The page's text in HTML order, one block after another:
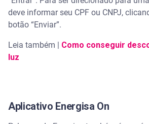
deve informar seu CPF ou CNPJ,
botão “Enviar”.
Leia também | Como conseguir
luz
Aplicativo Energisa On